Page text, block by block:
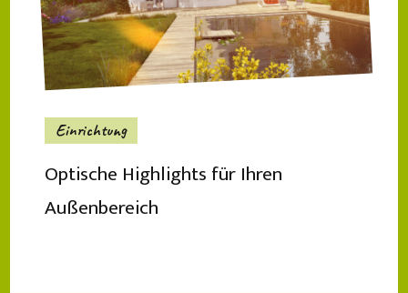
Einrichtung
Optische Highlights für Ihren
Außenbereich